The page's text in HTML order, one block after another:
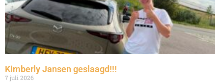
Kimberly Jansen geslaagd!!!
7 juli 2026